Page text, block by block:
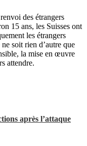
des étrangers
15 ans, les Suisses ont
les étrangers
soit rien d’autre que
la mise en œuvre
attendre.
après l’attaque